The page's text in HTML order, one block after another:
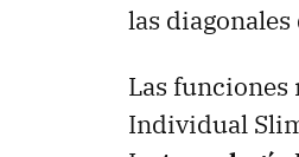
las
Las funciones
Individual